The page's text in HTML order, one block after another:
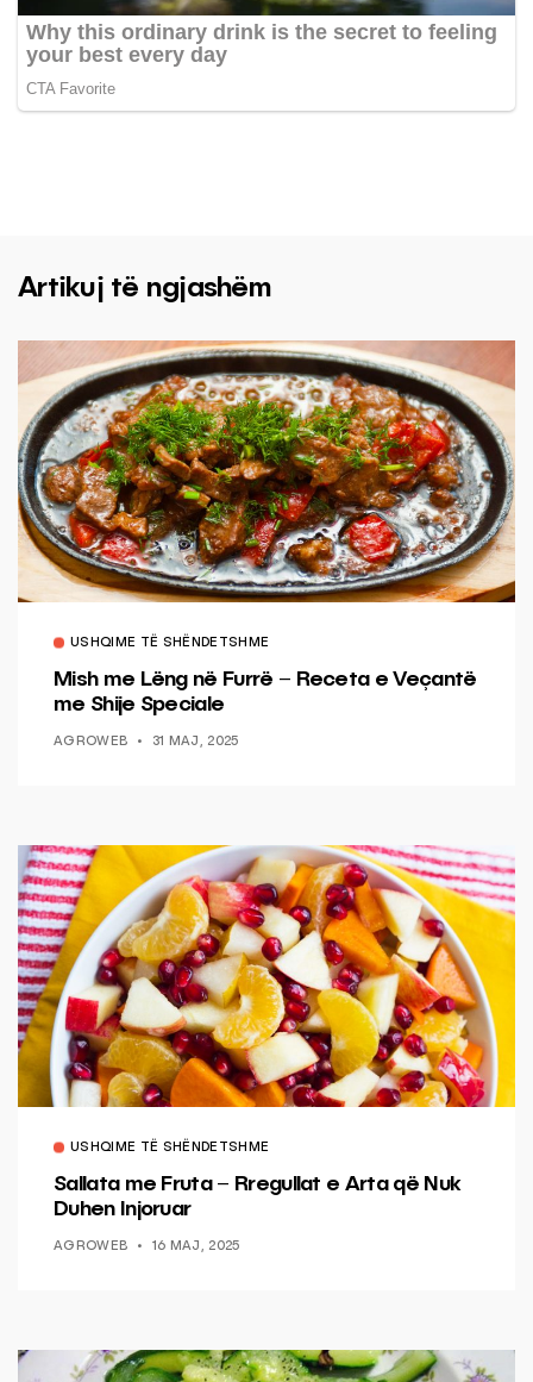
Artikuj të ngjashëm
USHQIME TË SHËNDETSHME
Mish me Lëng në Furrë – Receta e Veçantë
me Shije Speciale
AGROWEB 31 MAJ, 2025
USHQIME TË SHËNDETSHME
Sallata me Fruta – Rregullat e Arta që Nuk
Duhen Injoruar
AGROWEB 16 MAJ, 2025